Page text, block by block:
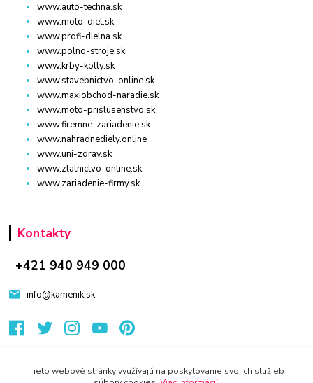
www.auto-techna.sk
www.moto-diel.sk
www.profi-dielna.sk
www.polno-stroje.sk
www.krby-kotly.sk
www.stavebnictvo-online.sk
www.maxiobchod-naradie.sk
www.moto-prislusenstvo.sk
www.firemne-zariadenie.sk
www.nahradnediely.online
www.uni-zdrav.sk
www.zlatnictvo-online.sk
www.zariadenie-firmy.sk
Kontakty
+421 940 949 000
info@kamenik.sk
Tieto webové stránky využívajú na poskytovanie svojich služieb